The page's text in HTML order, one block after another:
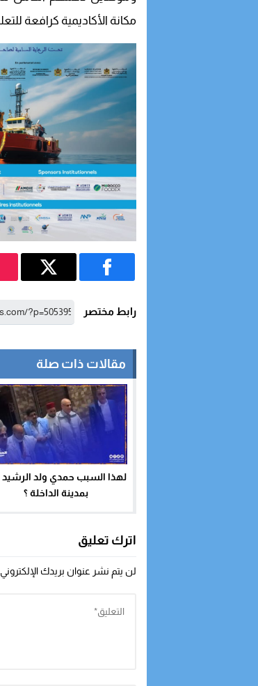
مكانة الأكاديمية كرافعة
رابط مختصر
مقالات ذات صلة
لهذا السبب حمدي ولد
بمدينة الداخلة ؟
اترك تعليق
لن يتم نشر عنوان بريدك الإلكتروني.